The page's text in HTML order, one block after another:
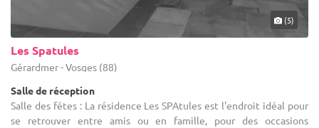
(5)
Les Spatules
Gérardmer - Vosges (88)
Salle de réception
Salle des fêtes : La résidence Les SPAtules est l'endroit idéal pour
se retrouver entre amis ou en famille, pour des occasions